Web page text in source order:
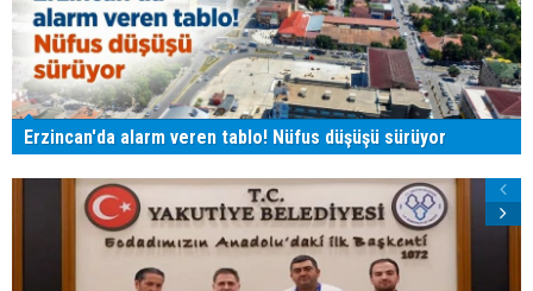
Erzincan'da alarm veren tablo! Nüfus düşüşü sürüyor